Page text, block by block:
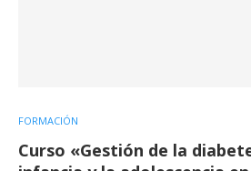
FORMACIÓN
Curso «Gestión de la